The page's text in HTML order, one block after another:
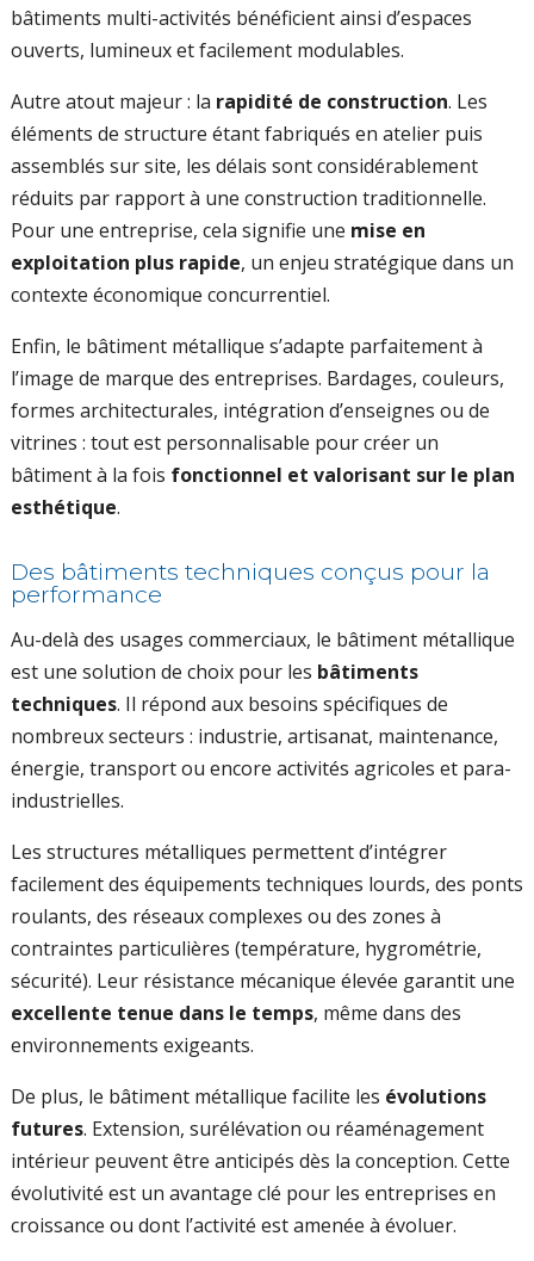
bâtiments multi-activités bénéficient ainsi d’espaces
ouverts, lumineux et facilement modulables.
Autre atout majeur : la rapidité de construction. Les
éléments de structure étant fabriqués en atelier puis
assemblés sur site, les délais sont considérablement
réduits par rapport à une construction traditionnelle.
Pour une entreprise, cela signifie une mise en
exploitation plus rapide, un enjeu stratégique dans un
contexte économique concurrentiel.
Enfin, le bâtiment métallique s’adapte parfaitement à
l’image de marque des entreprises. Bardages, couleurs,
formes architecturales, intégration d’enseignes ou de
vitrines : tout est personnalisable pour créer un
bâtiment à la fois fonctionnel et valorisant sur le plan
esthétique.
Des bâtiments techniques conçus pour la
performance
Au-delà des usages commerciaux, le bâtiment métallique
est une solution de choix pour les bâtiments
techniques. Il répond aux besoins spécifiques de
nombreux secteurs : industrie, artisanat, maintenance,
énergie, transport ou encore activités agricoles et para-
industrielles.
Les structures métalliques permettent d’intégrer
facilement des équipements techniques lourds, des ponts
roulants, des réseaux complexes ou des zones à
contraintes particulières (température, hygrométrie,
sécurité). Leur résistance mécanique élevée garantit une
excellente tenue dans le temps, même dans des
environnements exigeants.
De plus, le bâtiment métallique facilite les évolutions
futures. Extension, surélévation ou réaménagement
intérieur peuvent être anticipés dès la conception. Cette
évolutivité est un avantage clé pour les entreprises en
croissance ou dont l’activité est amenée à évoluer.